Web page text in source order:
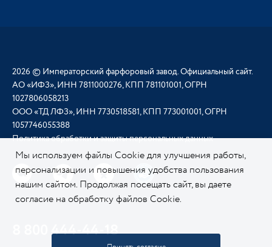
2026 © Императорский фарфоровый завод. Официальный сайт.
АО «ИФЗ», ИНН 7811000276, КПП 781101001, ОГРН
1027806058213
ООО «ТД ЛФЗ», ИНН 7730518581, КПП 773001001, ОГРН
1057746055388
Политика обработки и защиты персональных данных
8 800 444-44-18
Мы используем файлы Cookie для улучшения работы,
персонализации и повышения удобства пользования
нашим сайтом. Продолжая посещать сайт, вы даете
согласие на обработку файлов Cookie.